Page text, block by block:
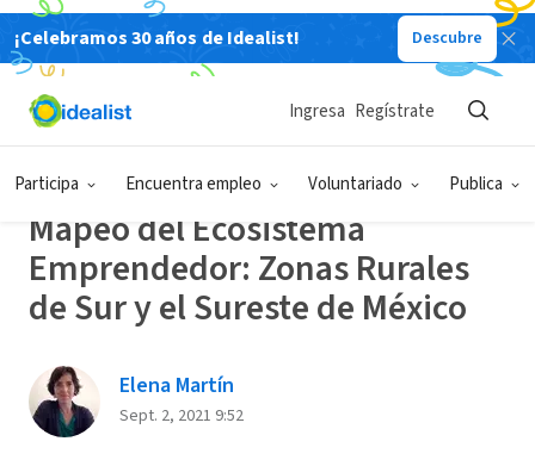
¡Celebramos 30 años de Idealist! Descubre
Participa Encuentra empleo Voluntariado Publica
Ingresa Regístrate
Back
INFORMES
Mapeo del Ecosistema
Emprendedor: Zonas Rurales
de Sur y el Sureste de México
Elena Martín
Sept. 2, 2021 9:52